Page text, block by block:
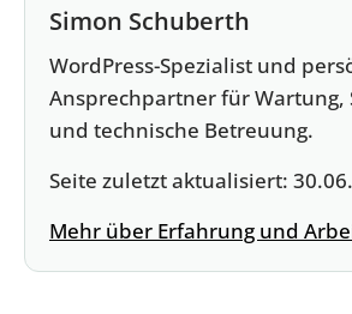
Simon Schuberth
WordPress-Spezialist und
Ansprechpartner für Wartung,
und technische Betreuung.
Seite zuletzt aktualisiert:
Mehr über Erfahrung und